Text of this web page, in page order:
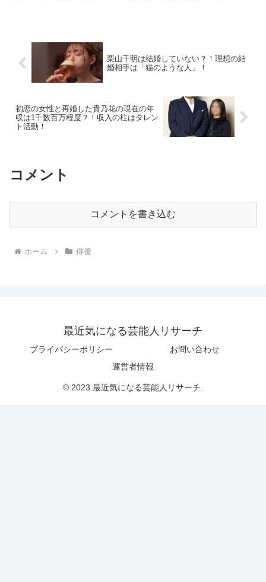
栗山千明は結婚していない？！理想の結
婚相手は「猫のような人」！
初恋の女性と再婚した貴乃花の現在の年
収は1千数百万程度？！収入の柱はタレン
ト活動！
コメント
コメントを書き込む
ホーム 俳優
最近気になる芸能人リサーチ
プライバシーポリシー
お問い合わせ
運営者情報
© 2023 最近気になる芸能人リサーチ.